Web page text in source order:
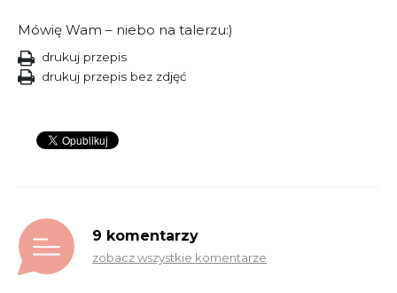
Mówię Wam – niebo na talerzu:)
drukuj przepis
drukuj przepis bez zdjęć
9 komentarzy
zobacz wszystkie komentarze